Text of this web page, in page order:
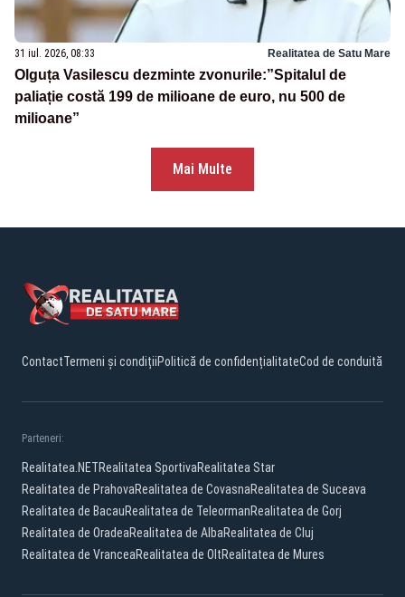
31 iul. 2026, 08:33 Realitatea de Satu Mare
Olguța Vasilescu dezminte zvonurile:”Spitalul de
paliație costă 199 de milioane de euro, nu 500 de
milioane”
Mai Multe
ContactTermeni și condițiiPolitică de confidențialitateCod de conduită
Parteneri:
Realitatea.NETRealitatea SportivaRealitatea Star
Realitatea de PrahovaRealitatea de CovasnaRealitatea de Suceava
Realitatea de BacauRealitatea de TeleormanRealitatea de Gorj
Realitatea de OradeaRealitatea de AlbaRealitatea de Cluj
Realitatea de VranceaRealitatea de OltRealitatea de Mures